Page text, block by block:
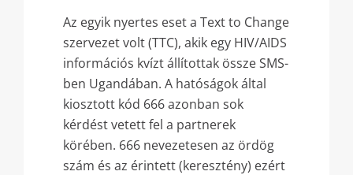
Az egyik nyertes eset a Text to Change
szervezet volt (TTC), akik egy HIV/AIDS
információs kvízt állítottak össze SMS-
ben Ugandában. A hatóságok által
kiosztott kód 666 azonban sok
kérdést vetett fel a partnerek
körében. 666 nevezetesen az ördög
szám és az érintett (keresztény) ezért